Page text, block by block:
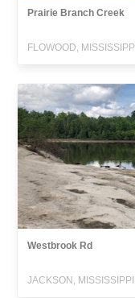
Prairie Branch Creek
FLOWOOD, MISSISSIPPI
Westbrook Rd
JACKSON, MISSISSIPPI